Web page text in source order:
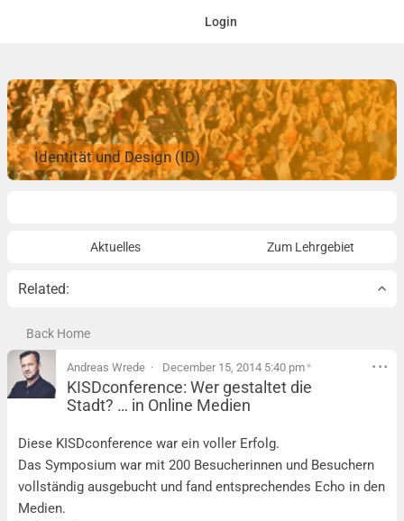
Login
Identität und Design (ID)
Aktuelles Zum Lehrgebiet
Related:
Back Home
Andreas Wrede December 15, 2014 5:40 pm*
KISDconference: Wer gestaltet die
Stadt? … in Online Medien
KISDconference: Wer gestaltet die Stadt? … in Online
Diese KISDconference war ein voller Erfolg.
Das Symposium war mit 200 Besucherinnen und Besuchern
vollständig ausgebucht und fand entsprechendes Echo in den
Medien.